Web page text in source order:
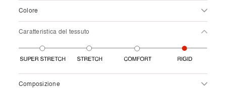
Colore
Caratteristica del tessuto
Composizione